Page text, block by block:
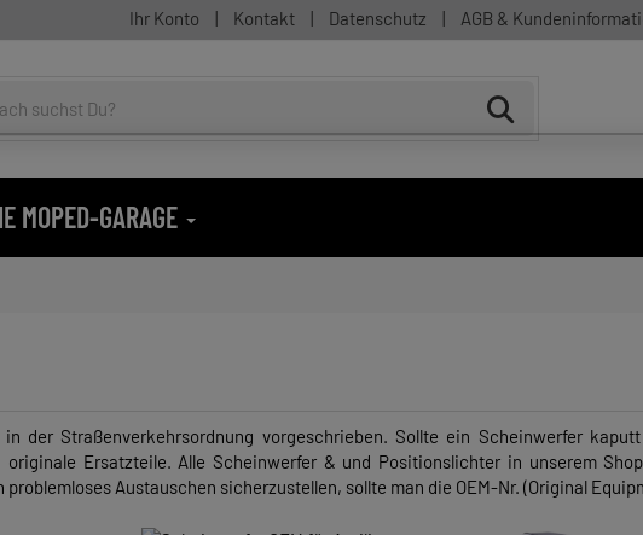
Ihr Konto | Kontakt | Datenschutz | AGB &
MOPED-GARAGE
der Straßenverkehrsordnung vorgeschrieben. Sollte ein Scheinwerfer
originale Ersatzteile. Alle Scheinwerfer & und Positionslichter in unserem
Austauschen sicherzustellen, sollte man die OEM-Nr. (Original